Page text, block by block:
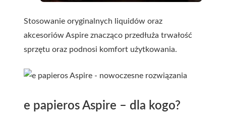
Stosowanie oryginalnych liquidów oraz
akcesoriów Aspire znacząco przedłuża trwałość
sprzętu oraz podnosi komfort użytkowania.
e papieros Aspire – dla kogo?